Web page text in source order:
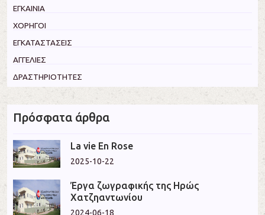
ΕΓΚΑΙΝΙΑ
ΧΟΡΗΓΟΙ
ΕΓΚΑΤΑΣΤΑΣΕΙΣ
ΑΓΓΕΛΙΕΣ
ΔΡΑΣΤΗΡΙΟΤΗΤΕΣ
Πρόσφατα άρθρα
La vie En Rose
2025-10-22
Έργα ζωγραφικής της Ηρώς
Χατζηαντωνίου
2024-06-18